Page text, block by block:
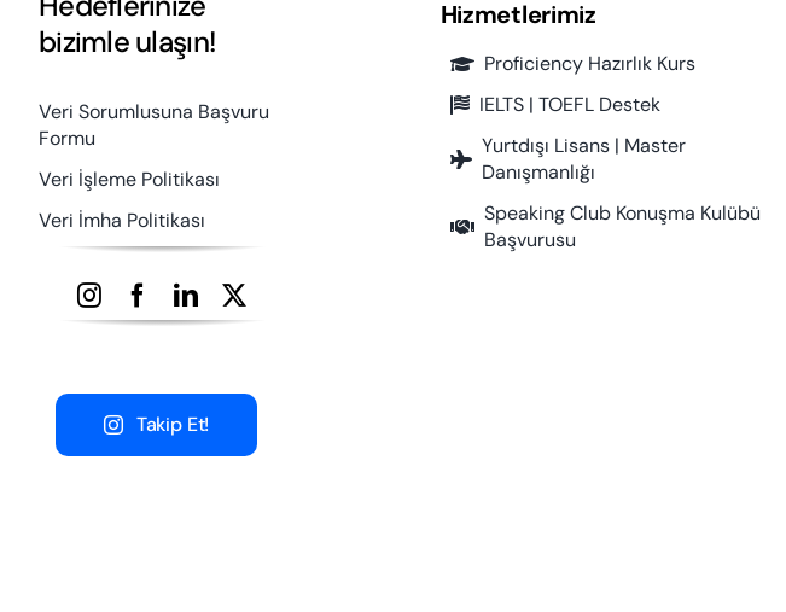
bizimle ulaşın!
Veri Sorumlusuna Başvuru
Formu
Veri İşleme Politikası
Veri İmha Politikası
Takip Et!
Hizmetlerimiz
Proficiency Hazırlık Kurs
IELTS | TOEFL Destek
Yurtdışı Lisans | Master
Danışmanlığı
Speaking Club Konuşma Kulübü
Başvurusu